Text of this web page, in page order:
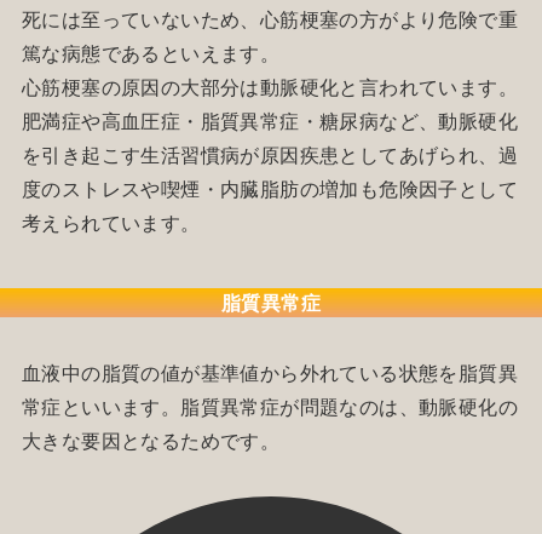
死には至っていないため、心筋梗塞の方がより危険で重
篤な病態であるといえます。
心筋梗塞の原因の大部分は動脈硬化と言われています。
肥満症や高血圧症・脂質異常症・糖尿病など、動脈硬化
を引き起こす生活習慣病が原因疾患としてあげられ、過
度のストレスや喫煙・内臓脂肪の増加も危険因子として
考えられています。
脂質異常症
血液中の脂質の値が基準値から外れている状態を脂質異
常症といいます。脂質異常症が問題なのは、動脈硬化の
大きな要因となるためです。